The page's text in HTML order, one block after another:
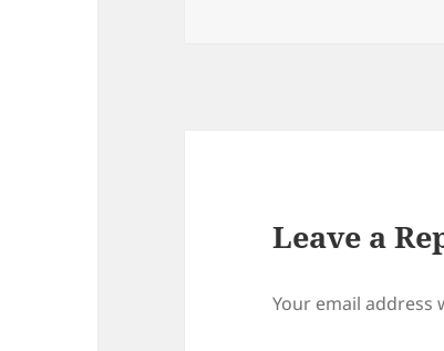
Leave a
Your email address